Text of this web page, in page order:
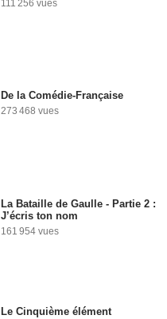
111 256 vues
De la Comédie-Française
273 468 vues
La Bataille de Gaulle - Partie 2 :
J’écris ton nom
161 954 vues
Le Cinquième élément